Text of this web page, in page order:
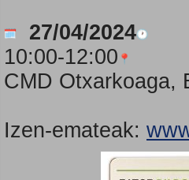
27/04/2024
10:00-12:00
CMD Otxarkoaga,
Izen-emateak: